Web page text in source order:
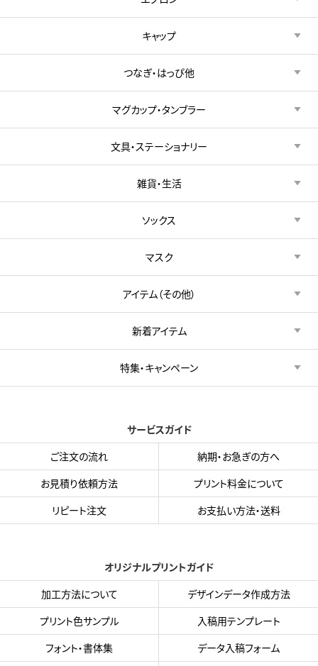
キャップ
つなぎ・はっぴ他
マグカップ・タンブラー
文具・ステーショナリー
雑貨・生活
ソックス
マスク
アイテム（その他）
新着アイテム
特集・キャンペーン
サービスガイド
ご注文の流れ
納期・お急ぎの方へ
お見積り依頼方法
プリント料金について
リピート注文
お支払い方法・送料
オリジナルプリントガイド
加工方法について
デザインデータ作成方法
プリント色サンプル
入稿用テンプレート
フォント・書体集
データ入稿フォーム